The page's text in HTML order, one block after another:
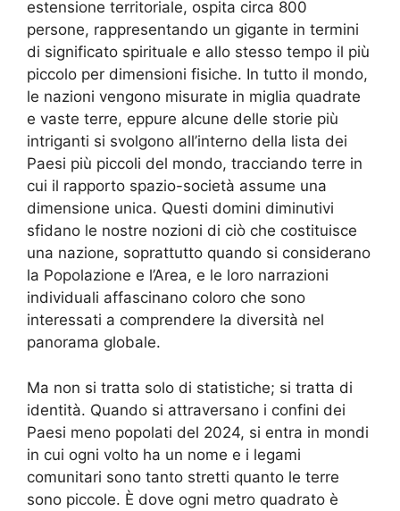
estensione territoriale, ospita circa 800
persone, rappresentando un gigante in termini
di significato spirituale e allo stesso tempo il più
piccolo per dimensioni fisiche. In tutto il mondo,
le nazioni vengono misurate in miglia quadrate
e vaste terre, eppure alcune delle storie più
intriganti si svolgono all’interno della lista dei
Paesi più piccoli del mondo, tracciando terre in
cui il rapporto spazio-società assume una
dimensione unica. Questi domini diminutivi
sfidano le nostre nozioni di ciò che costituisce
una nazione, soprattutto quando si considerano
la Popolazione e l’Area, e le loro narrazioni
individuali affascinano coloro che sono
interessati a comprendere la diversità nel
panorama globale.
Ma non si tratta solo di statistiche; si tratta di
identità. Quando si attraversano i confini dei
Paesi meno popolati del 2024, si entra in mondi
in cui ogni volto ha un nome e i legami
comunitari sono tanto stretti quanto le terre
sono piccole. È dove ogni metro quadrato è